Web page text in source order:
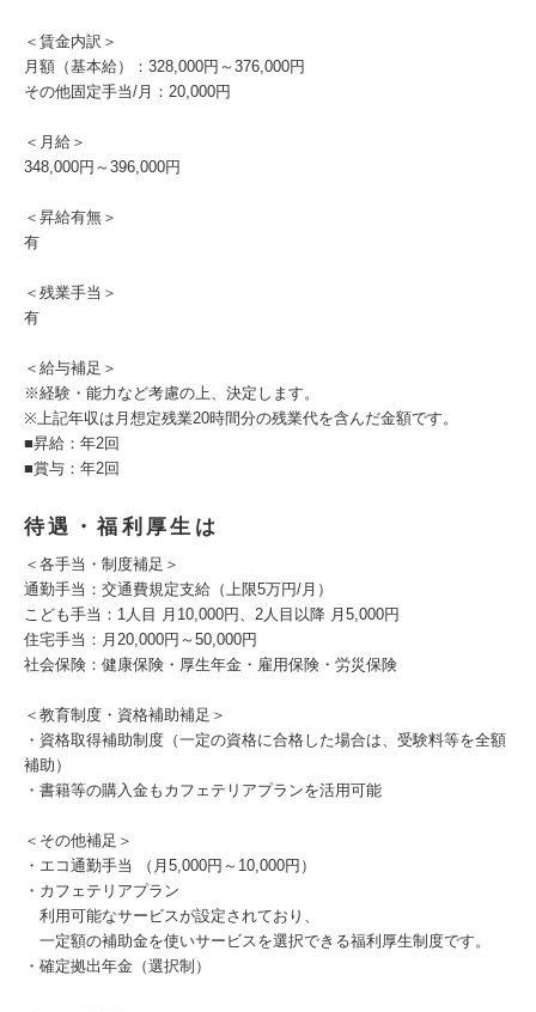
＜賃金内訳＞
月額（基本給）：328,000円～376,000円
その他固定手当/月：20,000円
＜月給＞
348,000円～396,000円
＜昇給有無＞
有
＜残業手当＞
有
＜給与補足＞
※経験・能力など考慮の上、決定します。
※上記年収は月想定残業20時間分の残業代を含んだ金額です。
■昇給：年2回
■賞与：年2回
待遇・福利厚生は
＜各手当・制度補足＞
通勤手当：交通費規定支給（上限5万円/月）
こども手当：1人目 月10,000円、2人目以降 月5,000円
住宅手当：月20,000円～50,000円
社会保険：健康保険・厚生年金・雇用保険・労災保険
＜教育制度・資格補助補足＞
・資格取得補助制度（一定の資格に合格した場合は、受験料等を全額
補助）
・書籍等の購入金もカフェテリアプランを活用可能
＜その他補足＞
・エコ通勤手当 （月5,000円～10,000円）
・カフェテリアプラン
利用可能なサービスが設定されており、
一定額の補助金を使いサービスを選択できる福利厚生制度です。
・確定拠出年金（選択制）